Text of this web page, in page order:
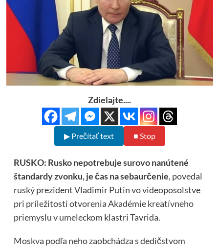
Zdielajte....
▶ Prečítať text ■ Stop
RUSKO: Rusko nepotrebuje surovo nanútené
štandardy zvonku, je čas na sebaurčenie, povedal
ruský prezident Vladimir Putin vo videoposolstve
pri príležitosti otvorenia Akadémie kreatívneho
priemyslu v umeleckom klastri Tavrida.
Moskva podľa neho zaobchádza s dedičstvom